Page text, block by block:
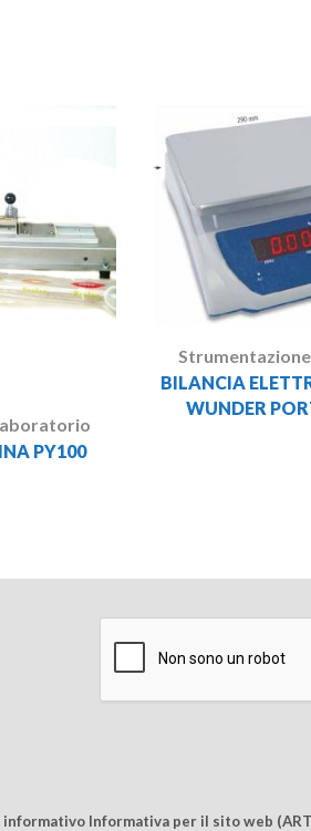
PY100
BILANCIA
WUNDER
Informativa per il sito web